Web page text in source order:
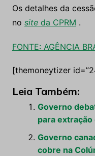
Os detalhes da
no siteda CPRM .
FONTE: AGÊNCIA
[themoneytizer
Leia Também:
Governo
para extração
Governo
cobre na